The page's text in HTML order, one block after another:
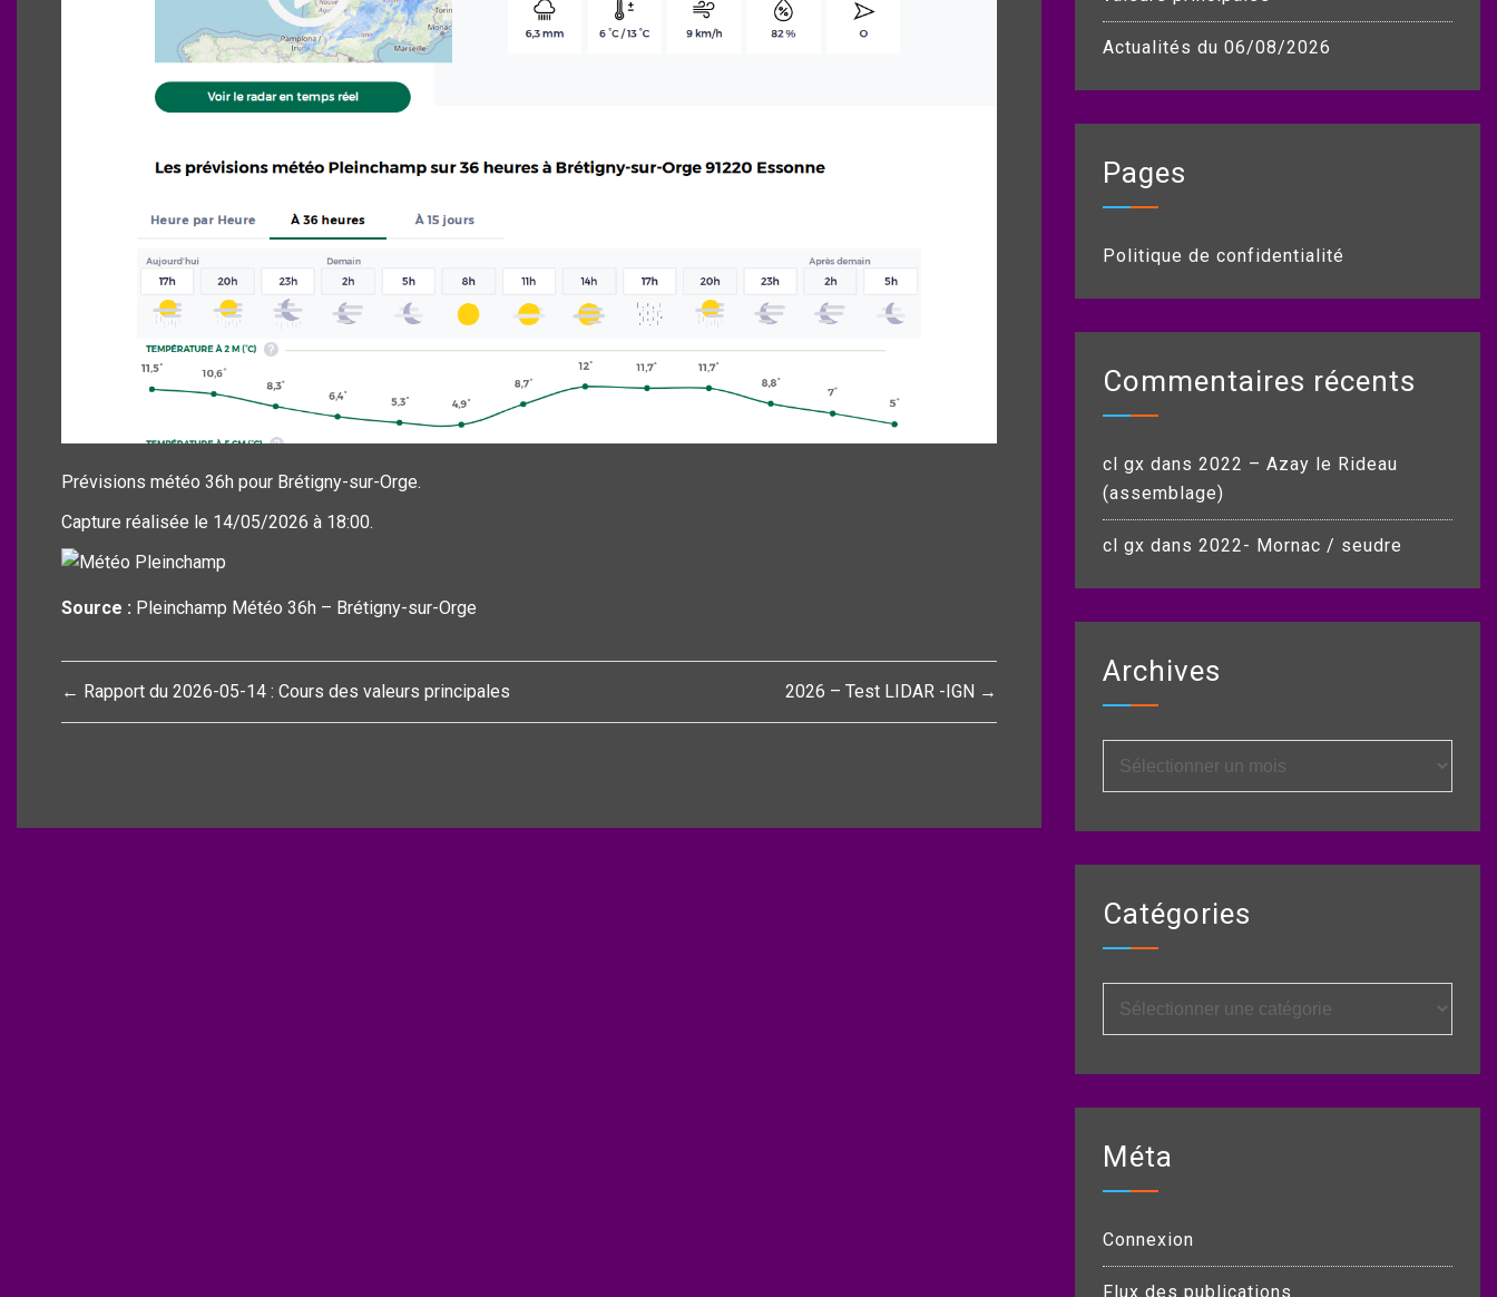
Prévisions météo 36h pour Brétigny-sur-Orge.
Capture réalisée le 14/05/2026 à 18:00.
Source : Pleinchamp Météo 36h – Brétigny-sur-Orge
Navigation
de
← Rapport du 2026-05-14 : Cours des valeurs principales 2026 – Test LIDAR -IGN →
Actualités du 06/08/2026
Pages
Politique de confidentialité
Commentaires récents
cl gx dans 2022 – Azay le Rideau
(assemblage)
cl gx dans 2022- Mornac / seudre
Archives
Catégories
Méta
Connexion
Flux des publications